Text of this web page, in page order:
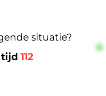
situatie?
112